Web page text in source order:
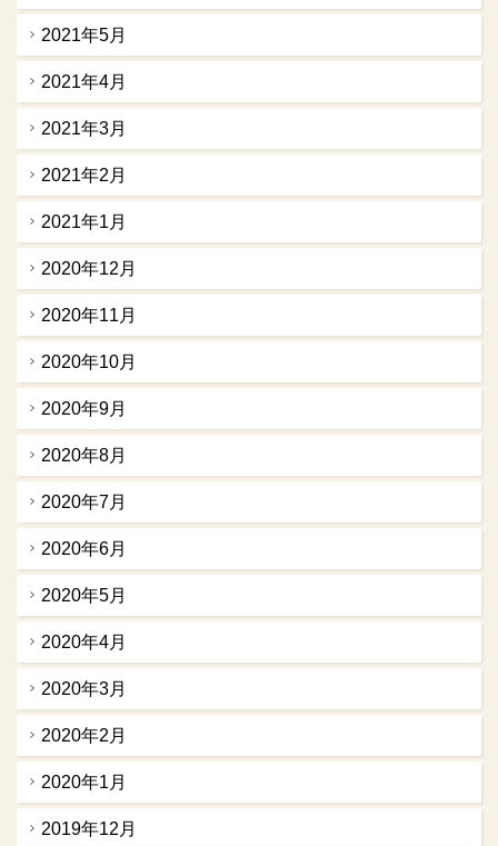
2021年5月
2021年4月
2021年3月
2021年2月
2021年1月
2020年12月
2020年11月
2020年10月
2020年9月
2020年8月
2020年7月
2020年6月
2020年5月
2020年4月
2020年3月
2020年2月
2020年1月
2019年12月